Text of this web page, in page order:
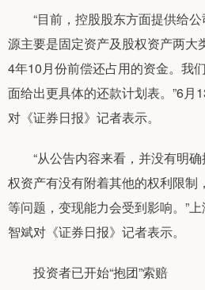
“目前，控股股东方面提供给公
源主要是固定资产及股权资产两大
4年10月份前偿还占用的资金。我
面给出更具体的还款计划表。”6月
对《证券日报》记者表示。
“从公告内容来看，并没有明确
权资产有没有附着其他的权利限制
等问题，变现能力会受到影响。”
智斌对《证券日报》记者表示。
投资者已开始“抱团”索赔